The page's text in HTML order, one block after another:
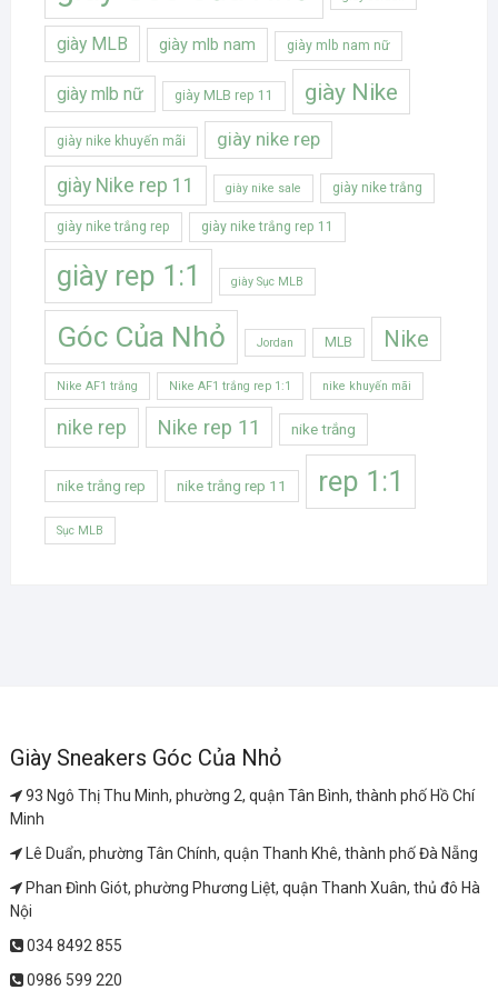
giày MLB giày mlb nam giày mlb nam nữ
giày mlb nữ giày MLB rep 11 giày Nike
giày nike khuyến mãi giày nike rep
giày Nike rep 11 giày nike sale giày nike trắng
giày nike trắng rep giày nike trắng rep 11
giày rep 1:1 giày Sục MLB
Góc Của Nhỏ Jordan MLB Nike
Nike AF1 trắng Nike AF1 trắng rep 1:1 nike khuyến mãi
nike rep Nike rep 11 nike trắng
nike trắng rep nike trắng rep 11 rep 1:1
Sục MLB
Giày Sneakers Góc Của Nhỏ
93 Ngô Thị Thu Minh, phường 2, quận Tân Bình, thành phố Hồ Chí
Minh
Lê Duẩn, phường Tân Chính, quận Thanh Khê, thành phố Đà Nẵng
Phan Đình Giót, phường Phương Liệt, quận Thanh Xuân, thủ đô Hà
Nội
034 8492 855
0986 599 220